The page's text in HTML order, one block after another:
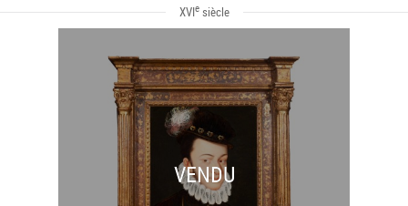
XVIesiècle
VENDU